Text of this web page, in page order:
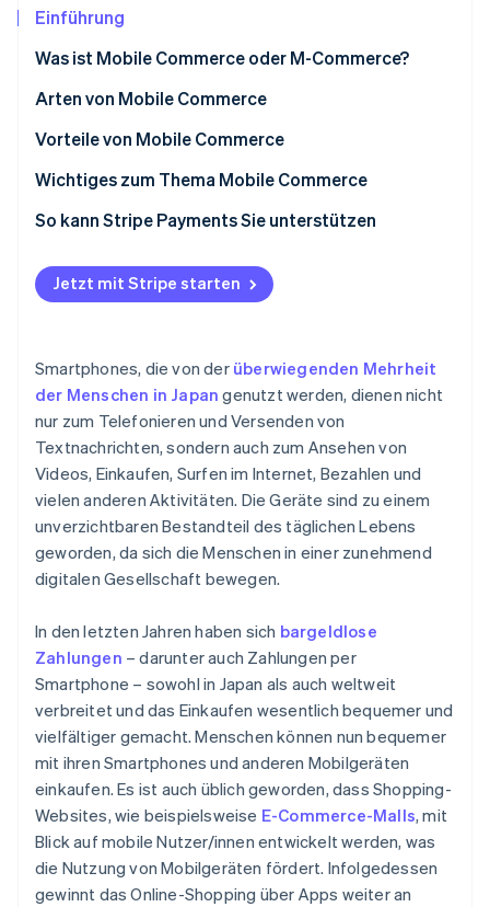
Start-up-Gründung
Climate
Identity
Stripe-Sessions 2026
Partner
Einführung
Was ist Mobile Commerce oder M-Commerce?
Der Unterschied zwischen E-Commerce und Mobile
Arten von Mobile Commerce
Mobile Shopping
Mobile-Banking
Mobile Payment
Vorteile von Mobile Commerce
Außergewöhnlicher Komfort
Bequeme und schnelle Zahlungen
Optimaler Service durch verbesserte
Personalisierung
Wichtiges zum Thema Mobile Commerce
Aufgrund der geringen Größe mobiler Bildschirme
Die Internetverbindung der Nutzerin oder des
Nutzers kann zu Unannehmlichkeiten führen
Zahlungsmethoden
Zahlungssicherheit
So kann Stripe Payments Sie unterstützen
Jetzt mit Stripe starten
Smartphones, die von der überwiegenden Mehrheit
der Menschen in Japan genutzt werden, dienen nicht
nur zum Telefonieren und Versenden von
Textnachrichten, sondern auch zum Ansehen von
Videos, Einkaufen, Surfen im Internet, Bezahlen und
vielen anderen Aktivitäten. Die Geräte sind zu einem
unverzichtbaren Bestandteil des täglichen Lebens
geworden, da sich die Menschen in einer zunehmend
digitalen Gesellschaft bewegen.
In den letzten Jahren haben sich bargeldlose
Zahlungen – darunter auch Zahlungen per
Smartphone – sowohl in Japan als auch weltweit
verbreitet und das Einkaufen wesentlich bequemer und
vielfältiger gemacht. Menschen können nun bequemer
mit ihren Smartphones und anderen Mobilgeräten
einkaufen. Es ist auch üblich geworden, dass Shopping-
Websites, wie beispielsweise E-Commerce-Malls, mit
Blick auf mobile Nutzer/innen entwickelt werden, was
die Nutzung von Mobilgeräten fördert. Infolgedessen
gewinnt das Online-Shopping über Apps weiter an